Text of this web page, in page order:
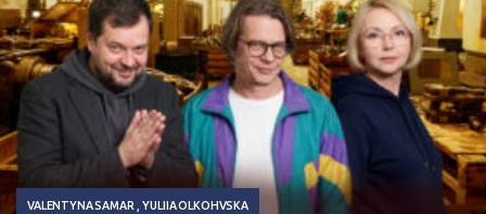
VALENTYNA SAMAR YULIIA OLKOHVSKA